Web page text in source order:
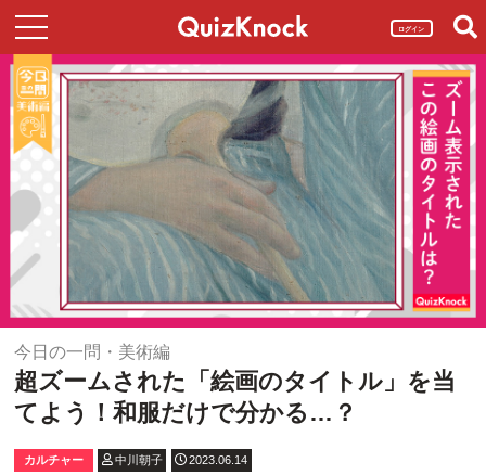
ログイン
今日の一問・美術編
超ズームされた「絵画のタイトル」を当
てよう！和服だけで分かる…？
カルチャー 中川朝子 2023.06.14